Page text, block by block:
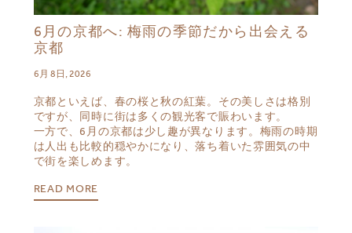
6月の京都へ: 梅雨の季節だから出会える
京都
6月 8日, 2026
京都といえば、春の桜と秋の紅葉。その美しさは格別
ですが、同時に街は多くの観光客で賑わいます。
一方で、6月の京都は少し趣が異なります。梅雨の時期
は人出も比較的穏やかになり、落ち着いた雰囲気の中
で街を楽しめます。
READ MORE